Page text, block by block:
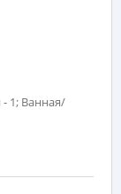
- 1; Ванная/